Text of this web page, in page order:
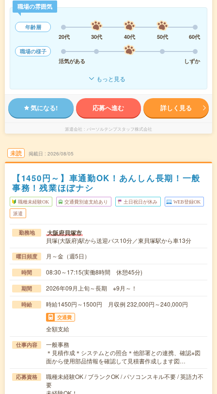
職場の雰囲気
年齢層
20代
30代 40代 50代
60代
職場の様子
活気がある
しずか
もっと見る
気になる! 応募へ進む 詳しく見る
派遣会社 パーソルテンプスタッフ株式会社
未読 掲載日 2026/08/05
【1450円～】車通勤OK！あんしん長期！一般
事務！残業ほぼナシ
職種未経験OK 交通費別途支給あり 土日祝日が休み WEB登録OK
派遣
勤務地 大阪府貝塚市
貝塚(大阪府)駅から送迎バス10分／東貝塚駅から車13分
曜日頻度 月～金（週5日）
時間 08:30～17:15(実働8時間 休憩45分)
期間 2026年09月上旬～長期 ※9月～！
時給 時給1450円～1500円 月収例 232,000円～240,000円
交通費
全額支給
仕事内容
一般事務
＊見積作成＊システムとの照合＊他部署との連携、確認※図
面から使用部品情報を確認して見積書作成します図…
応募資格
職種未経験OK / ブランクOK / パソコンスキル不要 / 英語力不
要